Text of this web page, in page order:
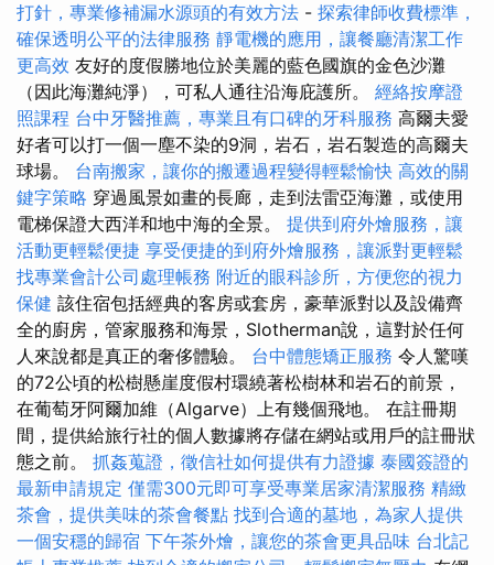
打針，專業修補漏水源頭的有效方法 - 探索律師收費標準，
確保透明公平的法律服務 靜電機的應用，讓餐廳清潔工作
更高效 友好的度假勝地位於美麗的藍色國旗的金色沙灘
（因此海灘純淨），可私人通往沿海庇護所。 經絡按摩證
照課程 台中牙醫推薦，專業且有口碑的牙科服務 高爾夫愛
好者可以打一個一塵不染的9洞，岩石，岩石製造的高爾夫
球場。 台南搬家，讓你的搬遷過程變得輕鬆愉快 高效的關
鍵字策略 穿過風景如畫的長廊，走到法雷亞海灘，或使用
電梯保證大西洋和地中海的全景。 提供到府外燴服務，讓
活動更輕鬆便捷 享受便捷的到府外燴服務，讓派對更輕鬆
找專業會計公司處理帳務 附近的眼科診所，方便您的視力
保健 該住宿包括經典的客房或套房，豪華派對以及設備齊
全的廚房，管家服務和海景，Slotherman說，這對於任何
人來說都是真正的奢侈體驗。 台中體態矯正服務 令人驚嘆
的72公頃的松樹懸崖度假村環繞著松樹林和岩石的前景，
在葡萄牙阿爾加維（Algarve）上有幾個飛地。 在註冊期
間，提供給旅行社的個人數據將存儲在網站或用戶的註冊狀
態之前。 抓姦蒐證，徵信社如何提供有力證據 泰國簽證的
最新申請規定 僅需300元即可享受專業居家清潔服務 精緻
茶會，提供美味的茶會餐點 找到合適的墓地，為家人提供
一個安穩的歸宿 下午茶外燴，讓您的茶會更具品味 台北記